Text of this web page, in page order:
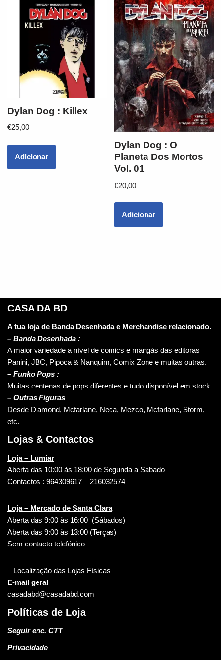
Dylan Dog : Killex
€25,00
Adicionar
Dylan Dog : O
Planeta Dos Mortos
Vol. 01
€20,00
Adicionar
CASA DA BD
A tua loja de Banda Desenhada e Merchandise relacionado.
– Banda Desenhada :
A maior variedade a nível de comics e mangás das editoras
Panini, JBC, Pipoca & Nanquim, Comix Zone e muitas outras.
– Funko Pops :
Muitas centenas de pops diferentes e tudo disponível em stock.
– Outras Figuras
Desde Diamond, Mcfarlane, Neca, Mezco, Mcfarlane, Storm,
etc.
Lojas & Contactos
Loja – Lumiar
Aberta das 10:00 às 18:00 de Segunda a Sábado
Contactos : 964309617 – 216032574
Loja – Mercado de Santa Clara
Aberta das 9:00 às 16:00 (Sábados)
Aberta das 9:00 às 13:00 (Terças)
Sem contacto telefónico
–Localização das Lojas Físicas
E-mail geral
casadabd@casadabd.com
Políticas de Loja
Seguir enc. CTT
Privacidade